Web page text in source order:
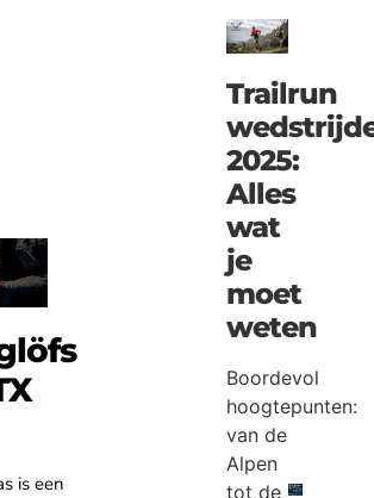
is een
Trailrun
2025:
Alles
wat
je
moet
weten
Boordevol
hoogtepunten:
van de
Alpen
tot de